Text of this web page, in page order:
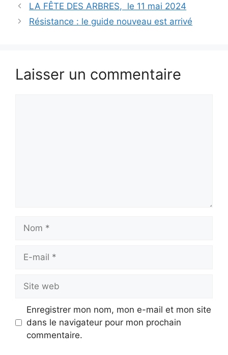
LA FÊTE DES ARBRES, le 11 mai 2024
Résistance : le guide nouveau est arrivé
Laisser un commentaire
mail
web
Enregistrer mon nom, mon e-mail et mon site
dans le navigateur pour mon prochain
commentaire.